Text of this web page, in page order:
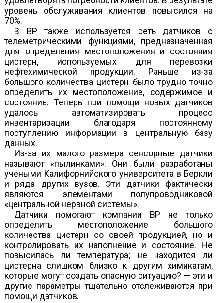
уровень обслуживания клиентов повысился на
70%.
В BP также используется сеть датчиков с
телеметрическими функциями, предназначенная
для определения местоположения и состояния
цистерн, используемых для перевозки
нефтехимической продукции. Раньше из-за
большого количества цистерн было трудно точно
определить их местоположение, содержимое и
состояние. Теперь при помощи новых датчиков
удалось автоматизировать процесс
инвентаризации благодаря постоянному
поступлению информации в центральную базу
данных.
Из-за их малого размера сенсорные датчики
называют «пылинками». Они были разработаны
учеными Калифорнийского университета в Беркли
и ряда других вузов. Эти датчики фактически
являются элементами полупроводниковой
«центральной нервной системы».
Датчики помогают компании BP не только
определить местоположение большого
количества цистерн со своей продукцией, но и
контролировать их наполнение и состояние. Не
повысилась ли температура; не находится ли
цистерна слишком близко к другим химикатам,
которые могут создать опасную ситуацию? — эти и
другие параметры тщательно отслеживаются при
помощи датчиков.